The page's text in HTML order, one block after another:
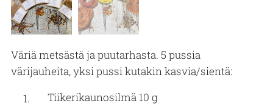
Väriä metsästä ja puutarhasta. 5 pussia
värijauheita, yksi pussi kutakin kasvia/sientä:
Tiikerikaunosilmä 10 g